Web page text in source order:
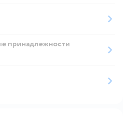
принадлежности